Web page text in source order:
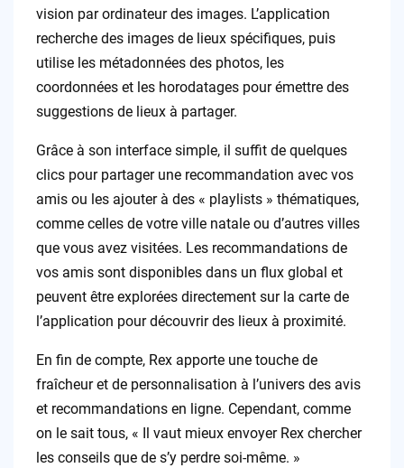
vision par ordinateur des images. L’application
recherche des images de lieux spécifiques, puis
utilise les métadonnées des photos, les
coordonnées et les horodatages pour émettre des
suggestions de lieux à partager.
Grâce à son interface simple, il suffit de quelques
clics pour partager une recommandation avec vos
amis ou les ajouter à des « playlists » thématiques,
comme celles de votre ville natale ou d’autres villes
que vous avez visitées. Les recommandations de
vos amis sont disponibles dans un flux global et
peuvent être explorées directement sur la carte de
l’application pour découvrir des lieux à proximité.
En fin de compte, Rex apporte une touche de
fraîcheur et de personnalisation à l’univers des avis
et recommandations en ligne. Cependant, comme
on le sait tous, « Il vaut mieux envoyer Rex chercher
les conseils que de s’y perdre soi-même. »